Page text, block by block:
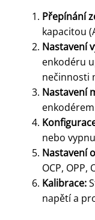
Přepínání
kapacitou
Nastavení
enkodéru
nečinnosti
Nastavení
nebo
Nastavení
OCP,
Kalibrace:
napětí a